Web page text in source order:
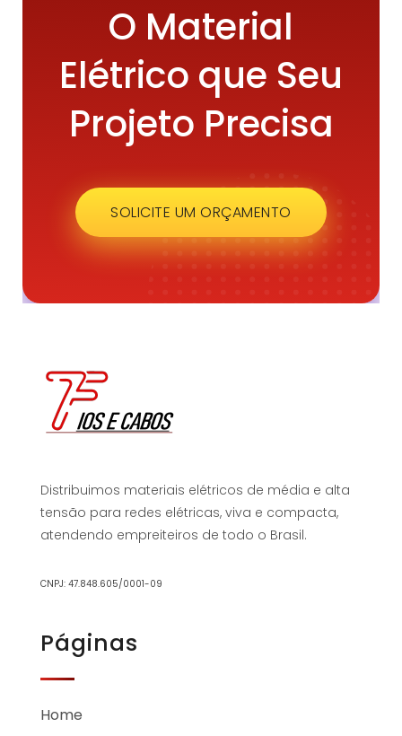
O Material
Elétrico que Seu
Projeto Precisa
SOLICITE UM ORÇAMENTO
Distribuimos materiais elétricos de média e alta
tensão para redes elétricas, viva e compacta,
atendendo empreiteiros de todo o Brasil.
CNPJ: 47.848.605/0001-09
Páginas
Home